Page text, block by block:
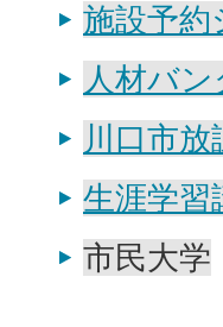
施設予約
人材バ
川口市放
生涯学習
市民大学